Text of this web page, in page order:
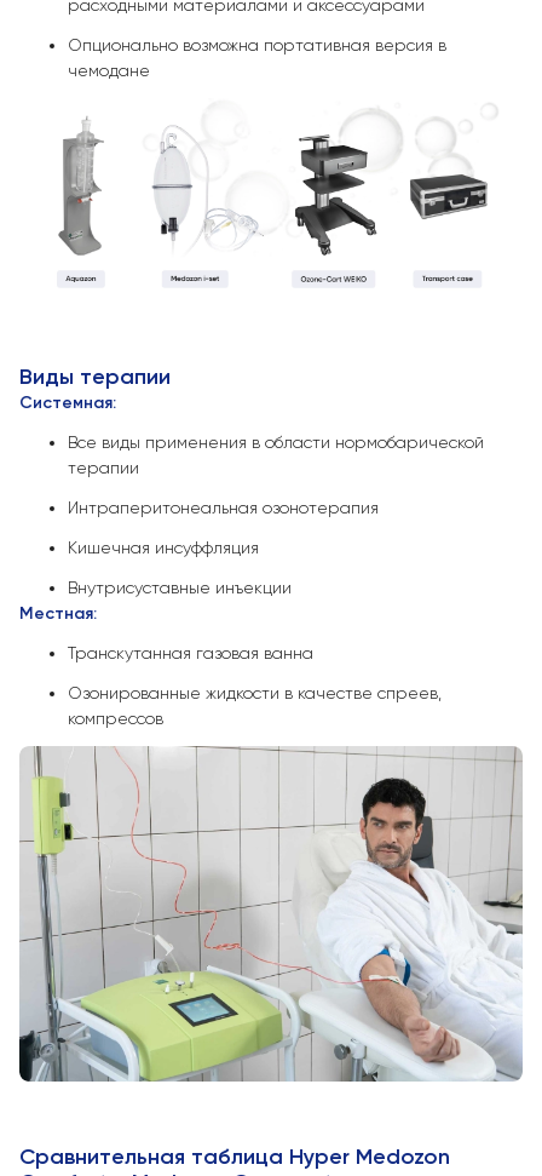
расходными материалами и аксессуарами
Опционально возможна портативная версия в
чемодане
Виды терапии
Системная:
Все виды применения в области нормобарической
терапии
Интраперитонеальная озонотерапия
Кишечная инсуффляция
Внутрисуставные инъекции
Местная:
Транскутанная газовая ванна
Озонированные жидкости в качестве спреев,
компрессов
Сравнительная таблица Hyper Medozon